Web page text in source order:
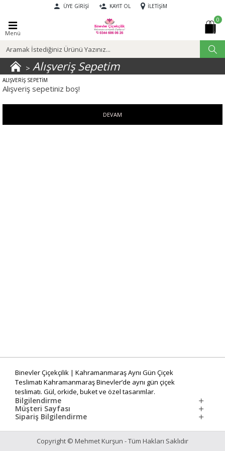
ÜYE GIRIŞI KAYIT OL İLETIŞIM
Menü
0
Alışveriş Sepetim
ALIŞVERIŞ SEPETIM
Alışveriş sepetiniz boş!
DEVAM
Binevler Çiçekçilik | Kahramanmaraş Aynı Gün Çiçek
Teslimatı Kahramanmaraş Binevler’de aynı gün çiçek
teslimatı. Gül, orkide, buket ve özel tasarımlar.
Bilgilendirme
Müşteri Sayfası
Sipariş Bilgilendirme
Copyright © Mehmet Kurşun - Tüm Hakları Saklıdır